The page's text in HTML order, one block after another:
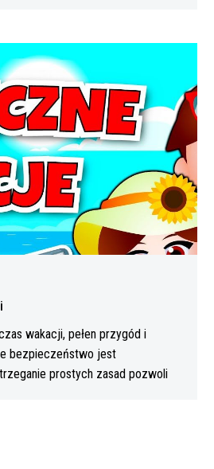
Bezpiecznych
wakacji
wakacji, pełen przygód i
bezpieczeństwo jest
prostych zasad pozwoli